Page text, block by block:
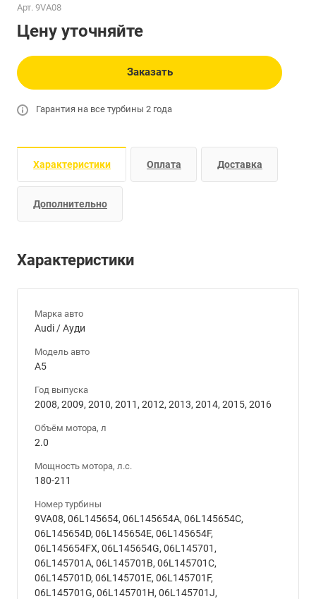
Арт. 9VA08
Цену уточняйте
Заказать
Гарантия на все турбины 2 года
Характеристики Оплата Доставка
Дополнительно
Характеристики
Марка авто
Audi / Ауди
Модель авто
A5
Год выпуска
2008, 2009, 2010, 2011, 2012, 2013, 2014, 2015, 2016
Объём мотора, л
2.0
Мощность мотора, л.с.
180-211
Номер турбины
9VA08, 06L145654, 06L145654A, 06L145654C,
06L145654D, 06L145654E, 06L145654F,
06L145654FX, 06L145654G, 06L145701,
06L145701A, 06L145701B, 06L145701C,
06L145701D, 06L145701E, 06L145701F,
06L145701G, 06L145701H, 06L145701J,